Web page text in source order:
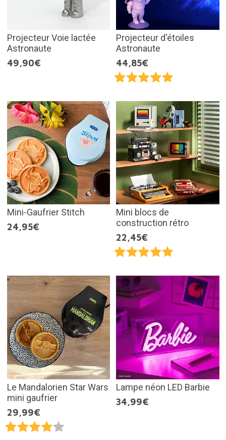
Projecteur Voie lactée
Astronaute
49,90€
Projecteur d'étoiles
Astronaute
44,85€
Mini-Gaufrier Stitch
24,95€
Mini blocs de
construction rétro
22,45€
Le Mandalorien Star Wars
mini gaufrier
29,99€
Lampe néon LED Barbie
34,99€